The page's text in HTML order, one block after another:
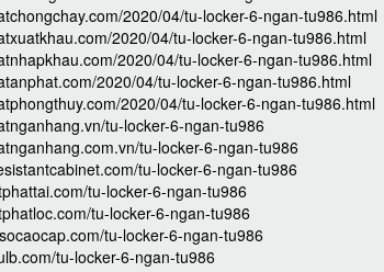
2020/04/tu-locker-6-ngan-tu986.html
2020/04/tu-locker-6-ngan-tu986.html
2020/04/tu-locker-6-ngan-tu986.html
2020/04/tu-locker-6-ngan-tu986.html
2020/04/tu-locker-6-ngan-tu986.html
tu-locker-6-ngan-tu986
tu-locker-6-ngan-tu986
tu-locker-6-ngan-tu986
tu-locker-6-ngan-tu986
tu-locker-6-ngan-tu986
tu-locker-6-ngan-tu986
tu-locker-6-ngan-tu986